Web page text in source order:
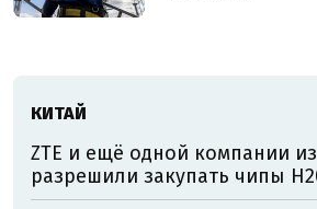
КИТАЙ
ZTE и ещё одной компании
разрешили закупать чипы